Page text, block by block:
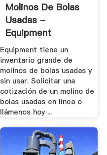
Molinos De Bolas
Usadas -
Equipment
Equipment tiene un
inventario grande de
molinos de bolas usadas y
sin usar. Solicitar una
cotización de un molino de
bolas usadas en línea o
llámenos hoy ...